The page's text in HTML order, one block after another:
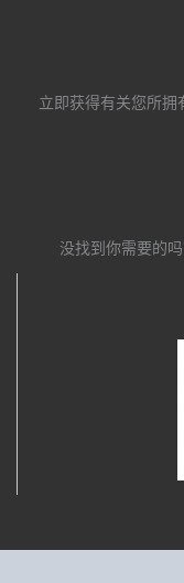
立即获得有关您所拥
没找到你需要的